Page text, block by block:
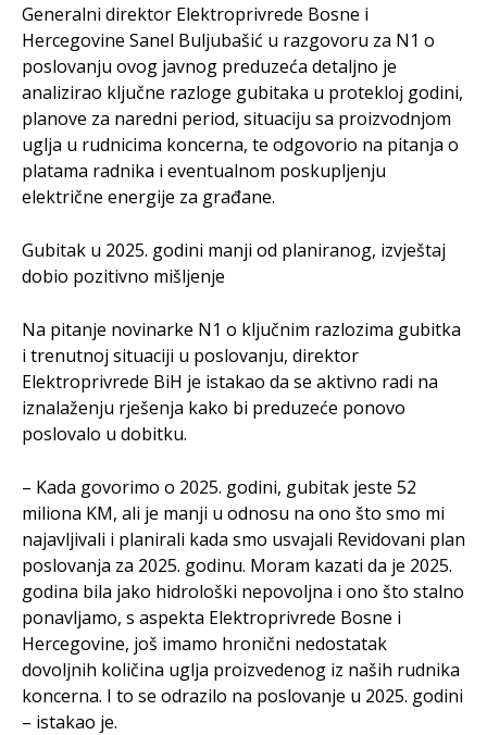
Generalni direktor Elektroprivrede Bosne i
Hercegovine Sanel Buljubašić u razgovoru za N1 o
poslovanju ovog javnog preduzeća detaljno je
analizirao ključne razloge gubitaka u protekloj godini,
planove za naredni period, situaciju sa proizvodnjom
uglja u rudnicima koncerna, te odgovorio na pitanja o
platama radnika i eventualnom poskupljenju
električne energije za građane.
Gubitak u 2025. godini manji od planiranog, izvještaj
dobio pozitivno mišljenje
Na pitanje novinarke N1 o ključnim razlozima gubitka
i trenutnoj situaciji u poslovanju, direktor
Elektroprivrede BiH je istakao da se aktivno radi na
iznalaženju rješenja kako bi preduzeće ponovo
poslovalo u dobitku.
– Kada govorimo o 2025. godini, gubitak jeste 52
miliona KM, ali je manji u odnosu na ono što smo mi
najavljivali i planirali kada smo usvajali Revidovani plan
poslovanja za 2025. godinu. Moram kazati da je 2025.
godina bila jako hidrološki nepovoljna i ono što stalno
ponavljamo, s aspekta Elektroprivrede Bosne i
Hercegovine, još imamo hronični nedostatak
dovoljnih količina uglja proizvedenog iz naših rudnika
koncerna. I to se odrazilo na poslovanje u 2025. godini
– istakao je.